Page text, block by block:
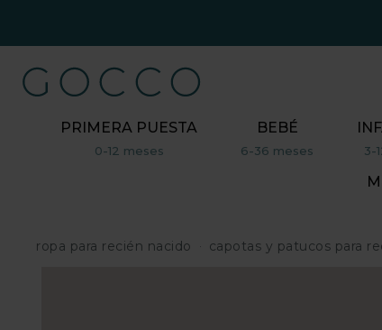
PRIMERA PUESTA
0-12 meses
BEBÉ
6-36 meses 3-
ropa para recién nacido capotas y patucos para